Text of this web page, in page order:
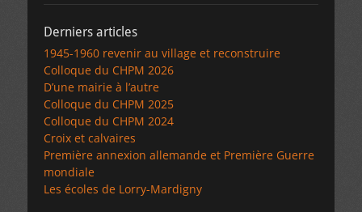
Derniers articles
1945-1960 revenir au village et reconstruire
Colloque du CHPM 2026
D’une mairie à l’autre
Colloque du CHPM 2025
Colloque du CHPM 2024
Croix et calvaires
Première annexion allemande et Première Guerre
mondiale
Les écoles de Lorry-Mardigny